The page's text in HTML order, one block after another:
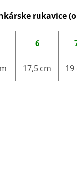
rukavice
6
17,5 cm 19